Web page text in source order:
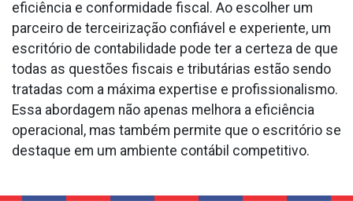
eficiência e conformidade fiscal. Ao escolher um
parceiro de terceirização confiável e experiente, um
escritório de contabilidade pode ter a certeza de que
todas as questões fiscais e tributárias estão sendo
tratadas com a máxima expertise e profissionalismo.
Essa abordagem não apenas melhora a eficiência
operacional, mas também permite que o escritório se
destaque em um ambiente contábil competitivo.